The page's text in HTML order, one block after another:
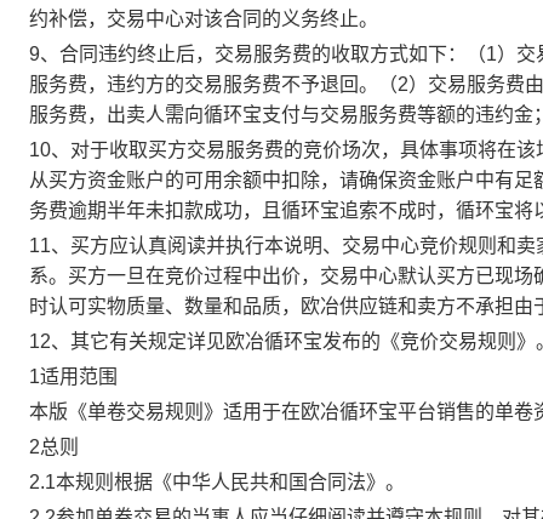
约补偿，交易中心对该合同的义务终止。
9、合同违约终止后，交易服务费的收取方式如下：（1）
服务费，违约方的交易服务费不予退回。（2）交易服务费
服务费，出卖人需向循环宝支付与交易服务费等额的违约
10、对于收取买方交易服务费的竞价场次，具体事项将在
从买方资金账户的可用余额中扣除，请确保资金账户中有
务费逾期半年未扣款成功，且循环宝追索不成时，循环宝将
11、买方应认真阅读并执行本说明、交易中心竞价规则和
系。买方一旦在竞价过程中出价，交易中心默认买方已现
时认可实物质量、数量和品质，欧冶供应链和卖方不承担由
12、其它有关规定详见欧冶循环宝发布的《竞价交易规则》
1适用范围
本版《单卷交易规则》适用于在欧冶循环宝平台销售的单卷
2总则
2.1本规则根据《中华人民共和国合同法》。